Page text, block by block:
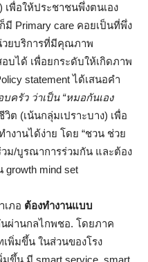
พื่อให้ประชาชนพึ่งตนเอง
มี Primary care คอยเป็นที่พึ่ง
วยบริการที่มีคุณภาพ
บได้ เพื่อยกระดับให้เกิดภาพ
statement ได้เสนอคำ
ครัว ว่าเป็น “หมอกันเอง
ต (เน้นกลุ่มเปราะบาง) เพื่อ
ำงานได้ง่าย โดย “ชวน ช่วย
วม/บูรณาการร่วมกัน และต้อง
mind set
เภอ ต้องทำงานแบบ
นผ่านกลไกพชอ. โดยภาค
พิ่มขึ้น ในส่วนของโรง
ขึ้น มี smart service, smart